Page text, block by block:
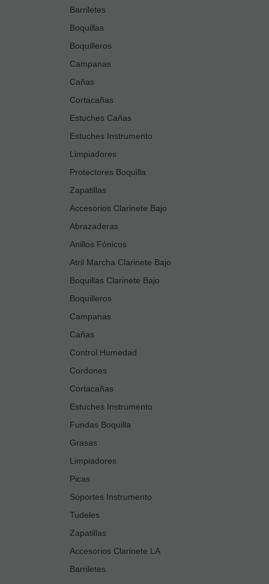
Barriletes
Boquillas
Boquilleros
Campanas
Cañas
Cortacañas
Estuches Cañas
Estuches Instrumento
Limpiadores
Protectores Boquilla
Zapatillas
Accesorios Clarinete Bajo
Abrazaderas
Anillos Fónicos
Atril Marcha Clarinete Bajo
Boquillas Clarinete Bajo
Boquilleros
Campanas
Cañas
Control Humedad
Cordones
Cortacañas
Estuches Instrumento
Fundas Boquilla
Grasas
Limpiadores
Picas
Soportes Instrumento
Tudeles
Zapatillas
Accesorios Clarinete LA
Barriletes